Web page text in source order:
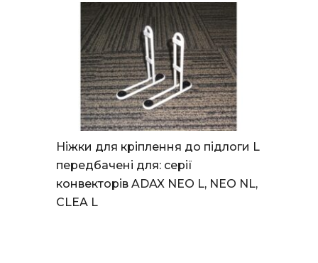
Ніжки для кріплення до підлоги L
передбачені для: серії
конвекторів ADAX NEO L, NEO NL,
CLEA L